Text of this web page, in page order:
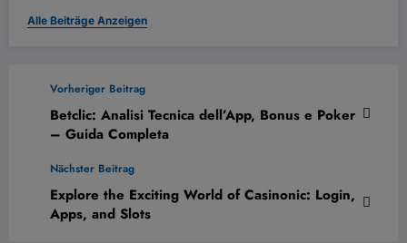
Alle Beiträge Anzeigen
Vorheriger Beitrag
Betclic: Analisi Tecnica dell’App, Bonus e Poker
– Guida Completa
Nächster Beitrag
Explore the Exciting World of Casinonic: Login,
Apps, and Slots